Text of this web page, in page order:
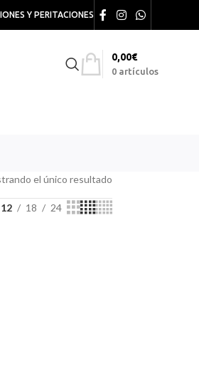
Y PERITACIONES
0 artículos
0,00€
el único resultado
12 18 24